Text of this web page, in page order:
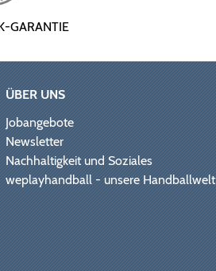
GARANTIE
ÜBER UNS
Jobangebote
Newsletter
Nachhaltigkeit und Soziales
weplayhandball - unsere Handballwelt